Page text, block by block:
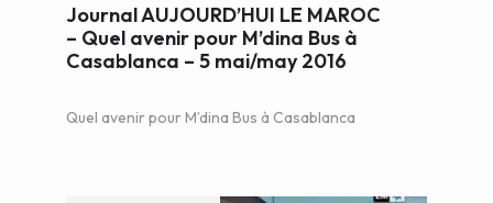
Journal AUJOURD’HUI LE MAROC
– Quel avenir pour M’dina Bus à
Casablanca – 5 mai/may 2016
Quel avenir pour M’dina Bus à Casablanca